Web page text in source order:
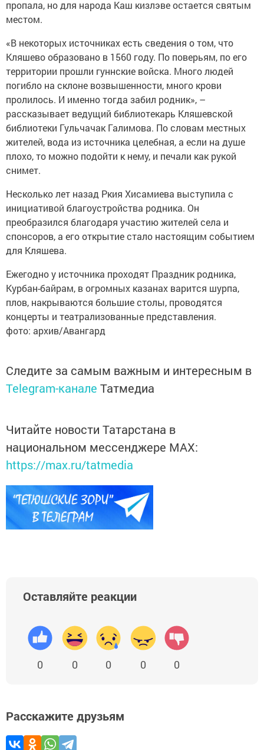
пропала, но для народа Каш кизлэве остается святым
местом.
«В некоторых источниках есть сведения о том, что
Кляшево образовано в 1560 году. По поверьям, по его
территории прошли гуннские войска. ­Много людей
погибло на склоне возвышенности, много крови
пролилось. И именно тогда забил родник», –
рассказывает ведущий библиотекарь Кляшевской
библиотеки Гульчачак Галимова. По словам местных
жителей, вода из источника целебная, а если на душе
плохо, то можно подойти к нему, и печали как рукой
снимет.
Несколько лет назад Ркия Хисамиева выступила с
инициативой благо­устройства родника. Он
преобразился благодаря участию жителей села и
спонсоров, а его открытие стало настоящим событием
для Кляшева.
Ежегодно у источника проходят Праздник родника,
Курбан-байрам, в огромных казанах варится шурпа,
плов, накрываются большие столы, проводятся
концерты и театрализованные представления.
фото: архив/Авангард
Следите за самым важным и интересным в
Telegram-канале Татмедиа
Читайте новости Татарстана в
национальном мессенджере MАХ:
https://max.ru/tatmedia
Оставляйте реакции
0 0 0 0 0
Расскажите друзьям